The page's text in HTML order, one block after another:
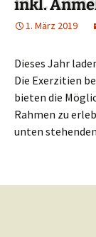
inkl.
1. März 2019
Dieses Jahr
Die Exerzitien
bieten die
Rahmen zu
unten